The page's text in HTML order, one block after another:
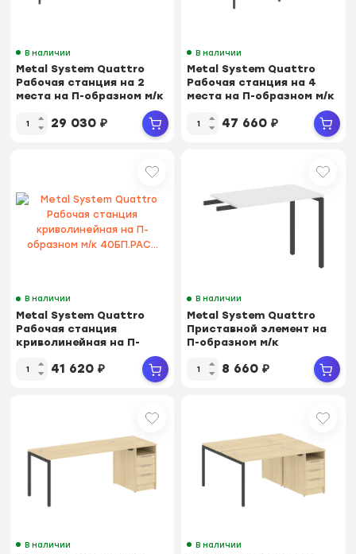
В наличии
Metal System Quattro
Рабочая станция на 2
места на П-образном м/к
29 030 ₽
В наличии
Metal System Quattro
Рабочая станция на 4
места на П-образном м/к
47 660 ₽
В наличии
Metal System Quattro
Рабочая станция
криволинейная на П-
образном м/к 40БП.РАС...
41 620 ₽
В наличии
Metal System Quattro
Приставной элемент на
П-образном м/к
40БП.ПР-3 Белый/Мет...
8 660 ₽
В наличии В наличии